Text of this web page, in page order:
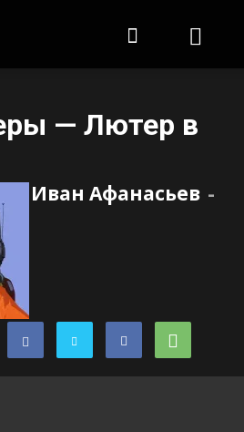
— Лютер в
Иван Афанасьев -